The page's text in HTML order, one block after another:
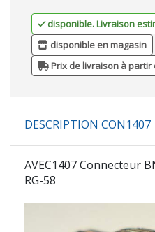
disponible. Livraison
disponible en magasin
Prix de livraison à partir
DESCRIPTION CON1407
AVEC1407 Connecteur
RG-58